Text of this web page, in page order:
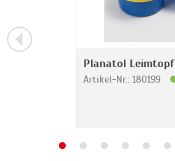
Planatol Leimtopf
Artikel-Nr.: 180199